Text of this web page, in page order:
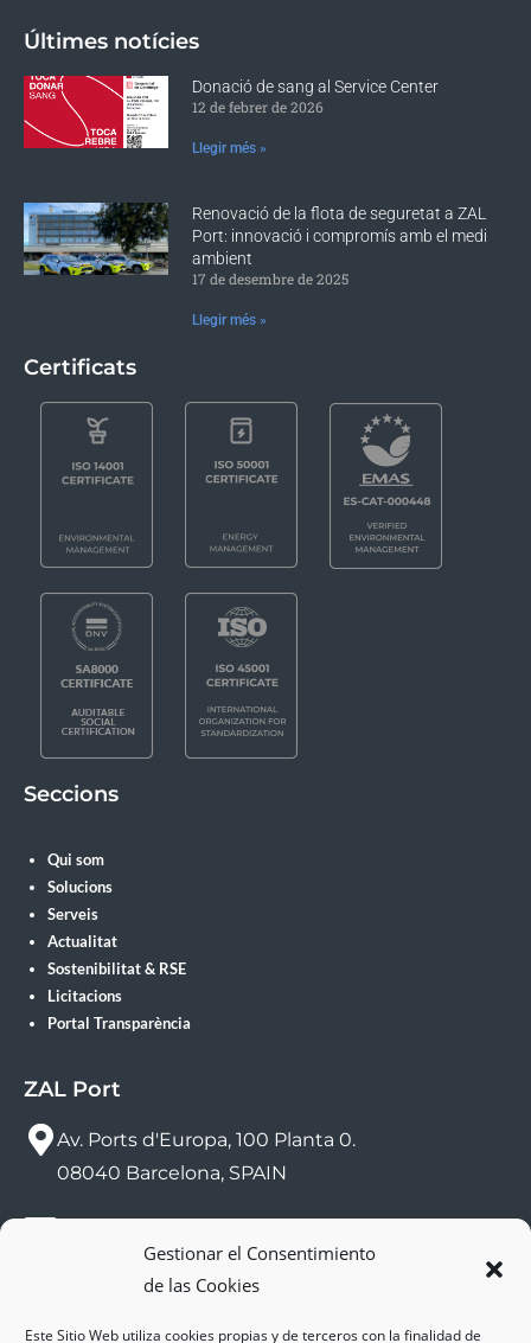
Gestionar el Consentimiento
de las Cookies
Este Sitio Web utiliza cookies propias y de terceros con la finalidad de
Últimes notícies
Donació de sang al Service Center
12 de febrer de 2026
Llegir més »
Renovació de la flota de seguretat a ZAL
Port: innovació i compromís amb el medi
ambient
17 de desembre de 2025
Llegir més »
Certificats
Seccions
Qui som
Solucions
Serveis
Actualitat
Sostenibilitat & RSE
Licitacions
Portal Transparència
ZAL Port
Av. Ports d'Europa, 100 Planta 0.
08040 Barcelona, SPAIN
(+34) 93 552 58 26